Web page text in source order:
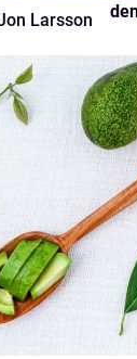
Larsson